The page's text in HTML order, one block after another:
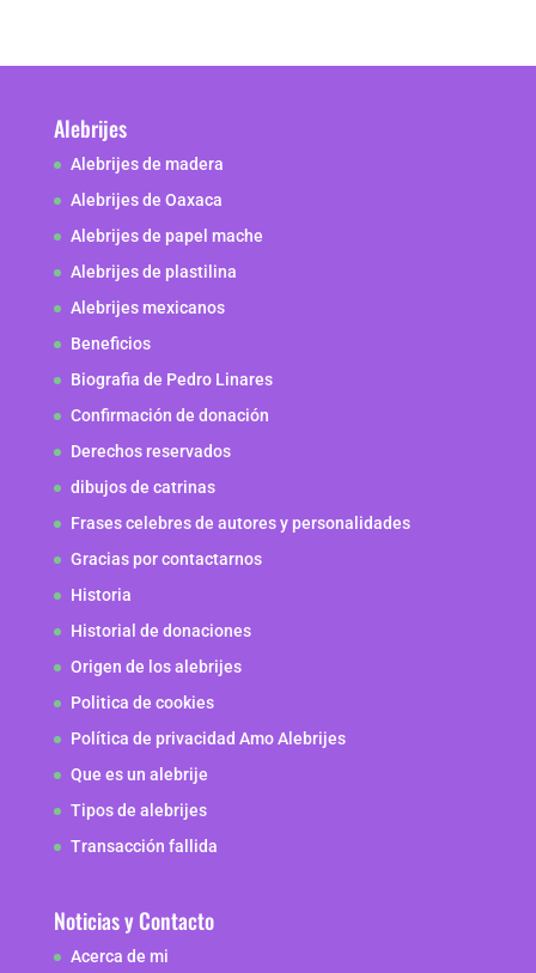
Alebrijes
Alebrijes de madera
Alebrijes de Oaxaca
Alebrijes de papel mache
Alebrijes de plastilina
Alebrijes mexicanos
Beneficios
Biografia de Pedro Linares
Confirmación de donación
Derechos reservados
dibujos de catrinas
Frases celebres de autores y personalidades
Gracias por contactarnos
Historia
Historial de donaciones
Origen de los alebrijes
Politica de cookies
Política de privacidad Amo Alebrijes
Que es un alebrije
Tipos de alebrijes
Transacción fallida
Noticias y Contacto
Acerca de mi